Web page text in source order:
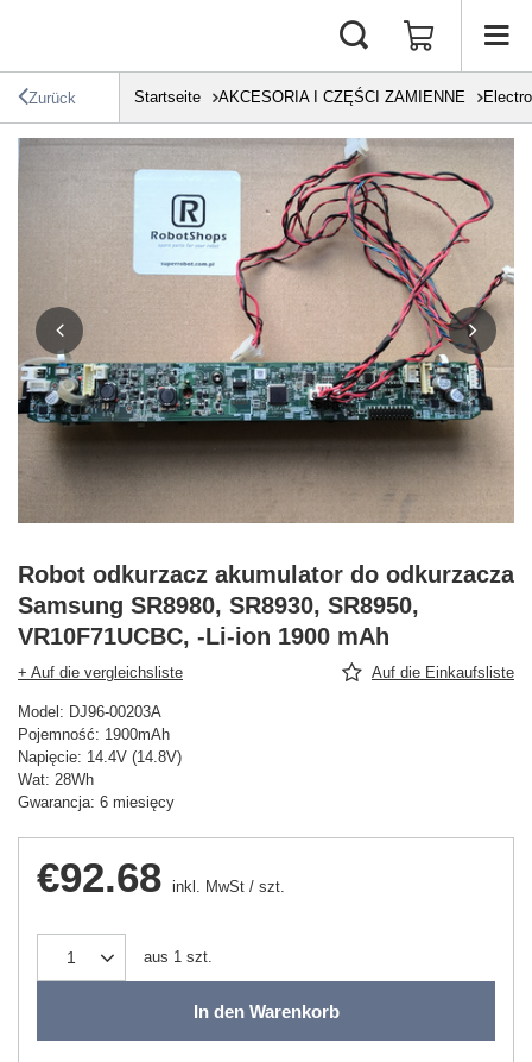
Zurück Startseite AKCESORIA I CZĘŚCI ZAMIENNE
Robot odkurzacz akumulator do odkurzacza
Samsung SR8980, SR8930, SR8950,
VR10F71UCBC, -Li-ion 1900 mAh
+ Auf die vergleichsliste Auf die Einkaufsliste
Model: DJ96-00203A
Pojemność: 1900mAh
Napięcie: 14.4V (14.8V)
Wat: 28Wh
Gwarancja: 6 miesięcy
€92.68 inkl. MwSt / szt.
aus 1 szt.
In den Warenkorb